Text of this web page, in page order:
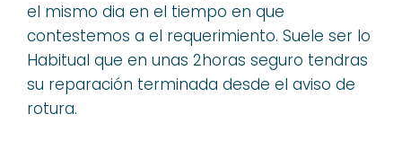
el mismo dia en el tiempo en que
contestemos a el requerimiento. Suele ser lo
Habitual que en unas 2horas seguro tendras
su reparación terminada desde el aviso de
rotura.